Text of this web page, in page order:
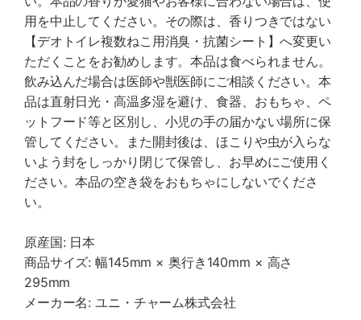
用を中止してください。その際は、香りつきではない
【デオトイレ複数ねこ用消臭・抗菌シート】へ変更い
ただくことをお勧めします。本品は食べられません。
飲み込んだ場合は医師や獣医師にご相談ください。本
品は直射日光・高温多湿を避け、食器、おもちゃ、ペ
ットフード等と区別し、小児の手の届かない場所に保
管してください。また開封後は、ほこりや虫が入らな
いよう封をしっかり閉じて保管し、お早めにご使用く
ださい。本品の空き袋をおもちゃにしないでくださ
い。
原産国: 日本
商品サイズ: 幅145mm × 奥行き140mm × 高さ
295mm
メーカー名: ユニ・チャーム株式会社